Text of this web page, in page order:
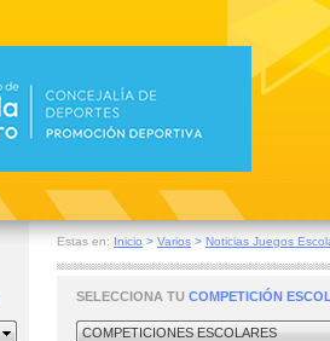
Estas en: Inicio > Varios > Noticias Juegos
SELECCIONA TU COMPETICIÓN
COMPETICIONES ESCOLARES